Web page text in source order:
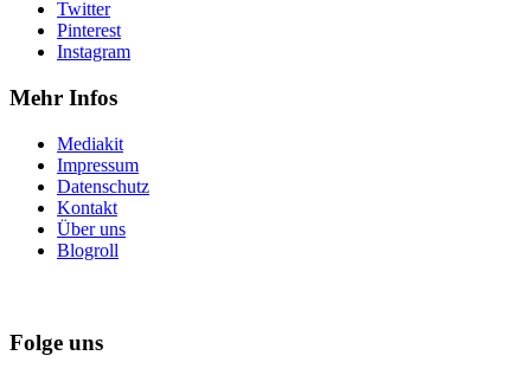
Twitter
Pinterest
Instagram
Mehr Infos
Mediakit
Impressum
Datenschutz
Kontakt
Über uns
Blogroll
Folge uns